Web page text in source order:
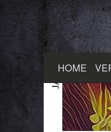
Hauptinhalt
HOME